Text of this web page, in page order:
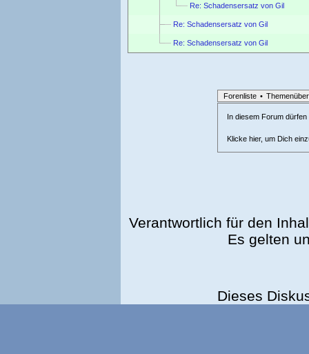
Re: Schadensersatz von Gil
Re: Schadensersatz von Gil
Re: Schadensersatz von Gil
Forenliste •
In diesem Forum
Klicke hier, um Dich
Verantwortlich für den
Es gelten
Dieses